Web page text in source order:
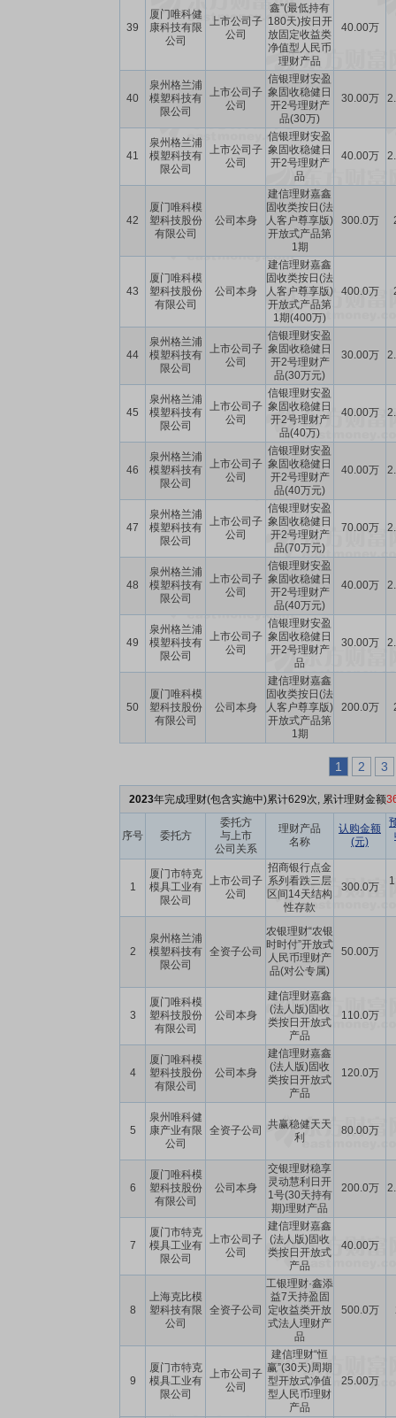
39
厦门唯科健
康科技有限
公司
上市公司子
公司
鑫”(最低持有
180天)按日开
放固定收益类
净值型人民币
理财产品
40.00万
40
泉州格兰浦
模塑科技有
限公司
上市公司子
公司
信银理财安盈
象固收稳健日
开2号理财产
品(30万)
30.00万
41
泉州格兰浦
模塑科技有
限公司
上市公司子
公司
信银理财安盈
象固收稳健日
开2号理财产
品
40.00万
42
厦门唯科模
塑科技股份
有限公司
公司本身
建信理财嘉鑫
固收类按日(法
人客户尊享版)
开放式产品第
1期
300.0万
43
厦门唯科模
塑科技股份
有限公司
公司本身
建信理财嘉鑫
固收类按日(法
人客户尊享版)
开放式产品第
1期(400万)
400.0万
44
泉州格兰浦
模塑科技有
限公司
上市公司子
公司
信银理财安盈
象固收稳健日
开2号理财产
品(30万元)
30.00万
45
泉州格兰浦
模塑科技有
限公司
上市公司子
公司
信银理财安盈
象固收稳健日
开2号理财产
品(40万)
40.00万
46
泉州格兰浦
模塑科技有
限公司
上市公司子
公司
信银理财安盈
象固收稳健日
开2号理财产
品(40万元)
40.00万
47
泉州格兰浦
模塑科技有
限公司
上市公司子
公司
信银理财安盈
象固收稳健日
开2号理财产
品(70万元)
70.00万
48
泉州格兰浦
模塑科技有
限公司
上市公司子
公司
信银理财安盈
象固收稳健日
开2号理财产
品(40万元)
40.00万
49
泉州格兰浦
模塑科技有
限公司
上市公司子
公司
信银理财安盈
象固收稳健日
开2号理财产
品
30.00万
50
厦门唯科模
塑科技股份
有限公司
公司本身
建信理财嘉鑫
固收类按日(法
人客户尊享版)
开放式产品第
1期
200.0万
1 2 3
2023年完成理财(包含实施中)累计629次, 累计理财金额
序号 委托方
委托方
与上市
公司关系
理财产品
名称
认购金额
(元)
1
厦门市特克
模具工业有
限公司
上市公司子
公司
招商银行点金
系列看跌三层
区间14天结构
性存款
300.0万
2
泉州格兰浦
模塑科技有
限公司
全资子公司
农银理财“农银
时时付”开放式
人民币理财产
品(对公专属)
50.00万
3
厦门唯科模
塑科技股份
有限公司
公司本身
建信理财嘉鑫
(法人版)固收
类按日开放式
产品
110.0万
4
厦门唯科模
塑科技股份
有限公司
公司本身
建信理财嘉鑫
(法人版)固收
类按日开放式
产品
120.0万
5
泉州唯科健
康产业有限
公司
全资子公司
共赢稳健天天
利
80.00万
6
厦门唯科模
塑科技股份
有限公司
公司本身
交银理财稳享
灵动慧利日开
1号(30天持有
期)理财产品
200.0万
7
厦门市特克
模具工业有
限公司
上市公司子
公司
建信理财嘉鑫
(法人版)固收
类按日开放式
产品
40.00万
8
上海克比模
塑科技有限
公司
全资子公司
工银理财·鑫添
益7天持盈固
定收益类开放
式法人理财产
品
500.0万
9
厦门市特克
模具工业有
限公司
上市公司子
公司
建信理财“恒
赢”(30天)周期
型开放式净值
型人民币理财
产品
25.00万